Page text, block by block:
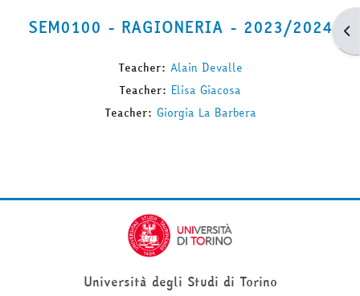
SEM0100 - RAGIONERIA - 2023/2024
Teacher: Alain Devalle
Teacher: Elisa Giacosa
Teacher: Giorgia La Barbera
Università degli Studi di Torino